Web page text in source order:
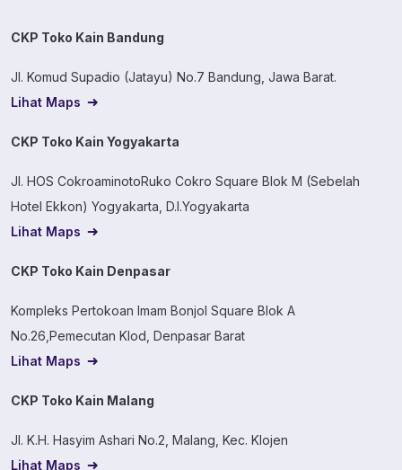
CKP Toko Kain Bandung
Jl. Komud Supadio (Jatayu) No.7 Bandung, Jawa Barat.
Lihat Maps
CKP Toko Kain Yogyakarta
Jl. HOS CokroaminotoRuko Cokro Square Blok M (Sebelah
Hotel Ekkon) Yogyakarta, D.I.Yogyakarta
Lihat Maps
CKP Toko Kain Denpasar
Kompleks Pertokoan Imam Bonjol Square Blok A
No.26,Pemecutan Klod, Denpasar Barat
Lihat Maps
CKP Toko Kain Malang
Jl. K.H. Hasyim Ashari No.2, Malang, Kec. Klojen
Lihat Maps